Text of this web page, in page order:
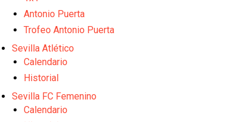
Oso es el siguiente en la lista para salir
Banquillos confirmados: así queda la cantera
Previa | El Sevilla FC cierra la pretemporada
Antonio Puerta
Trofeo Antonio Puerta
Sevilla Atlético
Calendario
Historial
Sevilla FC Femenino
Calendario